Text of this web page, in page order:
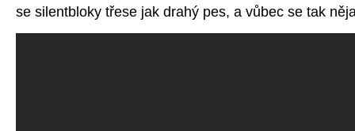
se silentbloky třese jak drahý pes, a vůbec se tak